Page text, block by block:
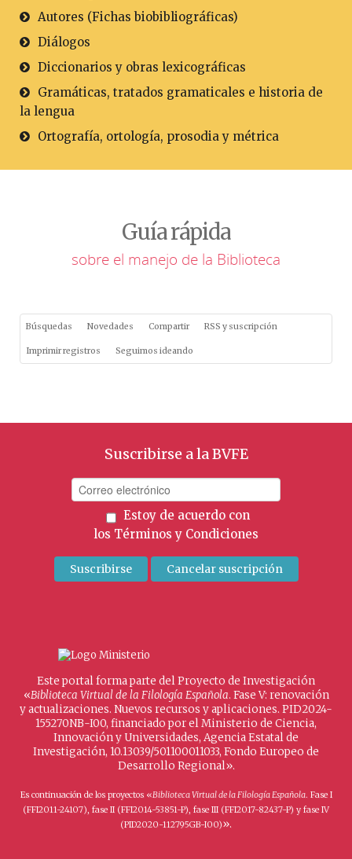
Autores (Fichas biobibliográficas)
Diálogos
Diccionarios y obras lexicográficas
Gramáticas, tratados gramaticales e historia de
la lengua
Ortografía, ortología, prosodia y métrica
Guía rápida
sobre el manejo de la Biblioteca
Búsquedas Novedades Compartir RSS y suscripción
Imprimir registros Seguimos ideando
Suscribirse a la BVFE
Estoy de acuerdo con
los Términos y Condiciones
Este portal forma parte del Proyecto de Investigación
«Biblioteca Virtual de la Filología Española. Fase V: renovación
y actualizaciones. Nuevos recursos y aplicaciones. PID2024-
155270NB-I00, financiado por el Ministerio de Ciencia,
Innovación y Universidades, Agencia Estatal de
Investigación, 10.13039/501100011033, Fondo Europeo de
Desarrollo Regional».
Es continuación de los proyectos «Biblioteca Virtual de la Filología Española. Fase I
(FFI2011-24107), fase II (FFI2014-53851-P), fase III (FFI2017-82437-P) y fase IV
(PID2020-112795GB-I00)».